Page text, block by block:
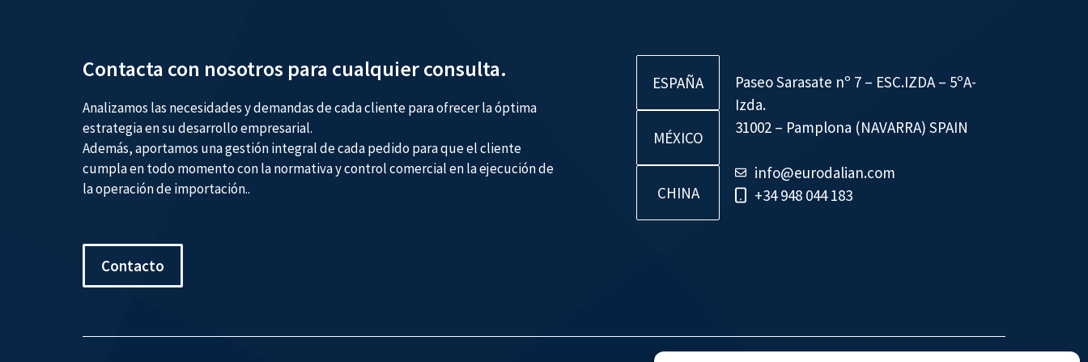
Contacta con nosotros para cualquier consulta.
Analizamos las necesidades y demandas de cada cliente para ofrecer la óptima
estrategia en su desarrollo empresarial.
Además, aportamos una gestión integral de cada pedido para que el cliente
cumpla en todo momento con la normativa y control comercial en la ejecución de
la operación de importación..
Contacto
ESPAÑA
MÉXICO
CHINA
Paseo Sarasate nº 7 – ESC.IZDA – 5ºA-
Izda.
31002 – Pamplona (NAVARRA) SPAIN
info@eurodalian.com
+34 948 044 183